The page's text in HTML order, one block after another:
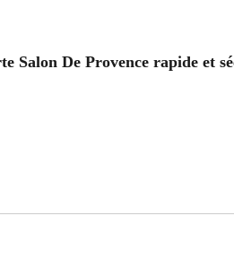
Salon De Provence rapide et